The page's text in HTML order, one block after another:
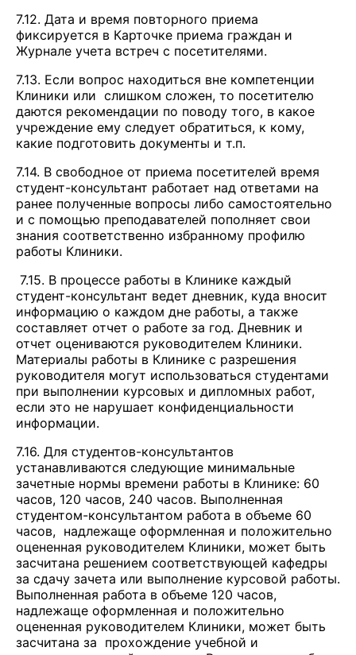
7.12. Дата и время повторного приема
фиксируется в Карточке приема граждан и
Журнале учета встреч с посетителями.
7.13. Если вопрос находиться вне компетенции
Клиники или слишком сложен, то посетителю
даются рекомендации по поводу того, в какое
учреждение ему следует обратиться, к кому,
какие подготовить документы и т.п.
7.14. В свободное от приема посетителей время
студент-консультант работает над ответами на
ранее полученные вопросы либо самостоятельно
и с помощью преподавателей пополняет свои
знания соответственно избранному профилю
работы Клиники.
7.15. В процессе работы в Клинике каждый
студент-консультант ведет дневник, куда вносит
информацию о каждом дне работы, а также
составляет отчет о работе за год. Дневник и
отчет оцениваются руководителем Клиники.
Материалы работы в Клинике с разрешения
руководителя могут использоваться студентами
при выполнении курсовых и дипломных работ,
если это не нарушает конфиденциальности
информации.
7.16. Для студентов-консультантов
устанавливаются следующие минимальные
зачетные нормы времени работы в Клинике: 60
часов, 120 часов, 240 часов. Выполненная
студентом-консультантом работа в объеме 60
часов, надлежаще оформленная и положительно
оцененная руководителем Клиники, может быть
засчитана решением соответствующей кафедры
за сдачу зачета или выполнение курсовой работы.
Выполненная работа в объеме 120 часов,
надлежаще оформленная и положительно
оцененная руководителем Клиники, может быть
засчитана за прохождение учебной и